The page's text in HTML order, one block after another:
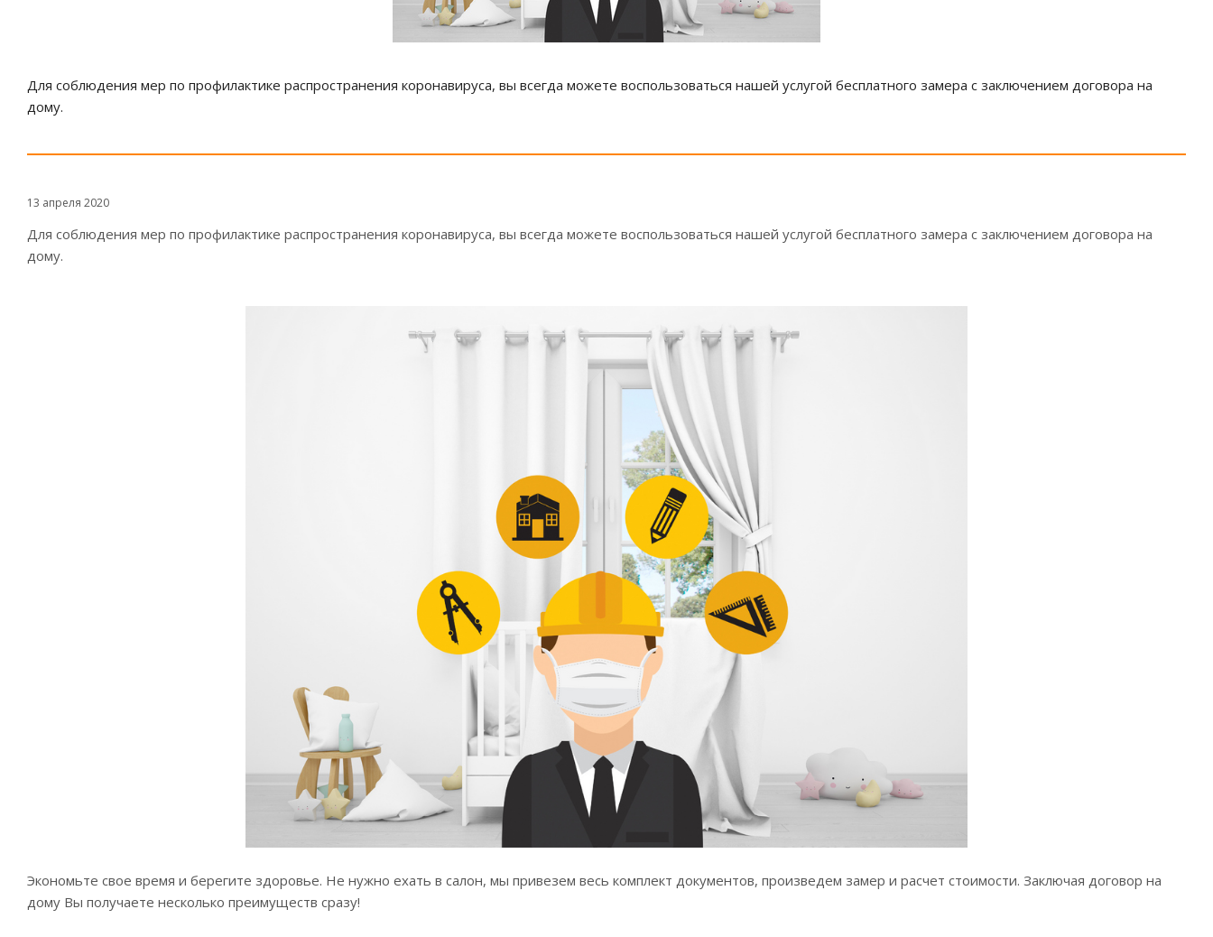
Для соблюдения мер по профилактике распространения коронавируса, вы всегда можете воспользоваться нашей услугой бесплатного замера с заключением договора на
дому.
13 апреля 2020
Для соблюдения мер по профилактике распространения коронавируса, вы всегда можете воспользоваться нашей услугой бесплатного замера с заключением договора на
дому.
Экономьте свое время и берегите здоровье. Не нужно ехать в салон, мы привезем весь комплект документов, произведем замер и расчет стоимости. Заключая договор на
дому Вы получаете несколько преимуществ сразу!